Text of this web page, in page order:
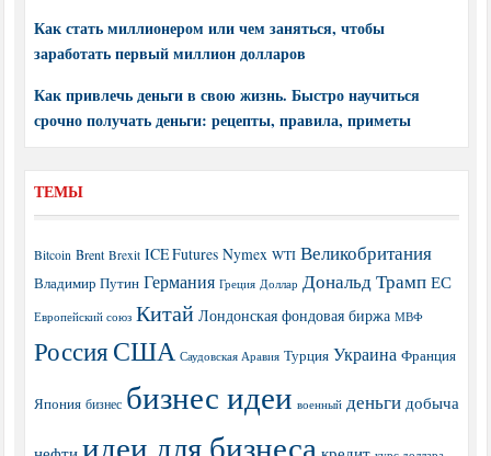
Как стать миллионером или чем заняться, чтобы
заработать первый миллион долларов
Как привлечь деньги в свою жизнь. Быстро научиться
срочно получать деньги: рецепты, правила, приметы
ТЕМЫ
Bitcoin Brent Brexit ICE Futures Nymex WTI Великобритания
Владимир Путин Германия Греция Доллар Дональд Трамп ЕС
Европейский союз Китай Лондонская фондовая биржа МВФ
РоссияСША Саудовская Аравия Турция Украина Франция
Япония бизнес бизнес идеи военный деньги добыча
идеи для бизнеса